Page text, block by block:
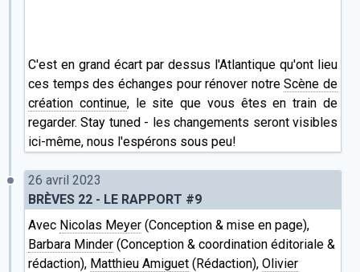
C'est en grand écart par dessus l'Atlantique qu'ont lieu
ces temps des échanges pour rénover notreScène de
création continue, le site que vous êtes en train de
regarder. Stay tuned - les changements seront visibles
ici-même, nous l'espérons sous peu!
26 avril 2023
BRÈVES 22 - LE RAPPORT #9
Avec Nicolas Meyer (Conception & mise en page),
Barbara Minder (Conception & coordination éditoriale &
rédaction), Matthieu Amiguet (Rédaction), Olivier